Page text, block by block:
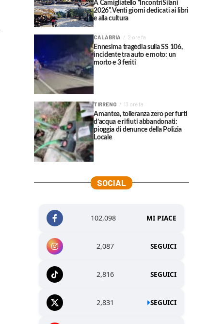
A Camigliatello “IncontriSilani
2026”. Venti giorni dedicati ai libri
e alla cultura
CALABRIA 2 ore fa
Ennesima tragedia sulla SS 106,
incidente tra auto e moto: un
morto e 3 feriti
TIRRENO 13 ore fa
Amantea, tolleranza zero per furti
d’acqua e rifiuti abbandonati:
pioggia di denunce della Polizia
Locale
SOCIAL
102,098 MI PIACE
2,087 SEGUICI
2,816 SEGUICI
2,831 SEGUICI